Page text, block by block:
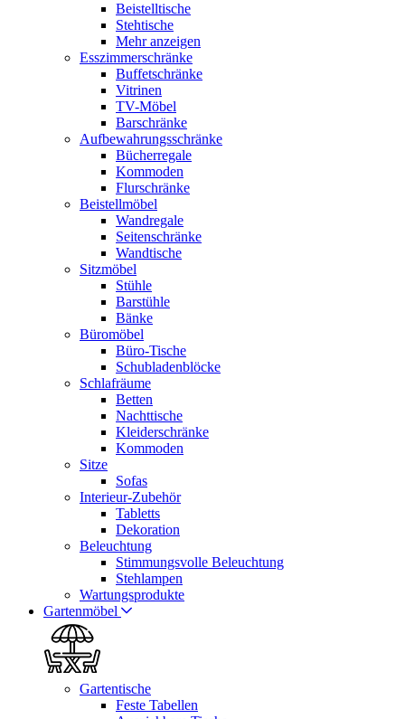
Beistelltische
Stehtische
Mehr anzeigen
Esszimmerschränke
Buffetschränke
Vitrinen
TV-Möbel
Barschränke
Aufbewahrungsschränke
Bücherregale
Kommoden
Flurschränke
Beistellmöbel
Wandregale
Seitenschränke
Wandtische
Sitzmöbel
Stühle
Barstühle
Bänke
Büromöbel
Büro-Tische
Schubladenblöcke
Schlafräume
Betten
Nachttische
Kleiderschränke
Kommoden
Sitze
Sofas
Interieur-Zubehör
Tabletts
Dekoration
Beleuchtung
Stimmungsvolle Beleuchtung
Stehlampen
Wartungsprodukte
Gartenmöbel
Gartentische
Feste Tabellen